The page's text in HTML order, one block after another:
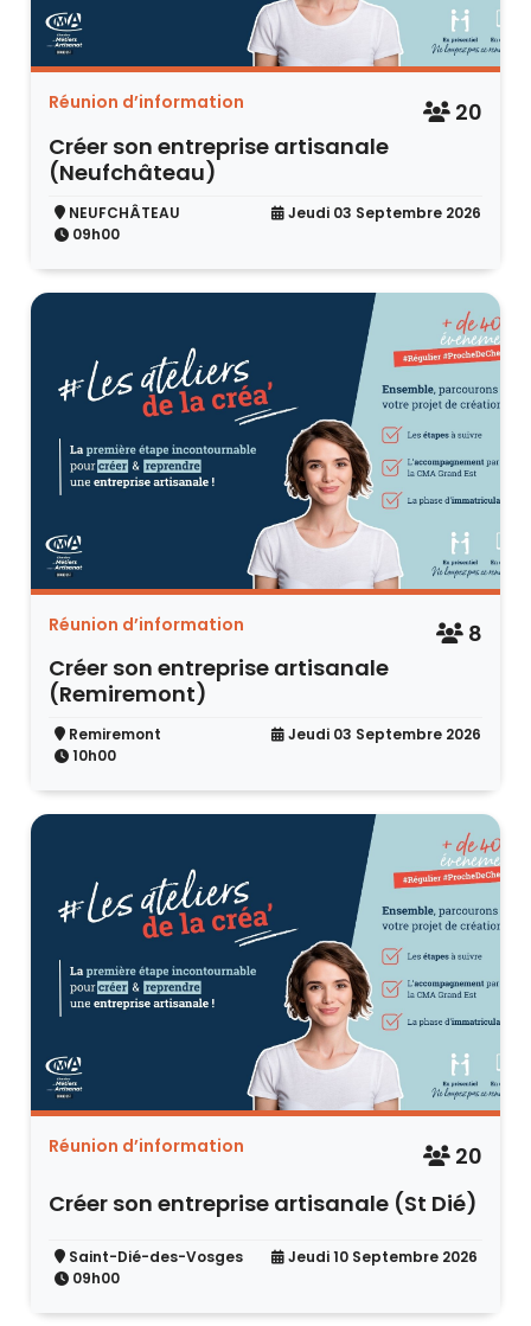
Réunion d’information
20
Créer son entreprise artisanale
(Neufchâteau)
NEUFCHÂTEAU
Jeudi 03 Septembre 2026
09h00
Réunion d’information
8
Créer son entreprise artisanale
(Remiremont)
Remiremont
Jeudi 03 Septembre 2026
10h00
Réunion d’information
20
Créer son entreprise artisanale (St Dié)
Saint-Dié-des-Vosges
Jeudi 10 Septembre 2026
09h00